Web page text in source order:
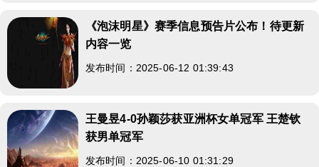
《泡沫明星》赛季信息预告片公布！待更新
内容一览
发布时间：2025-06-12 01:39:43
王曼昱4-0孙颖莎获亚洲杯女单冠军 王楚钦
获男单冠军
发布时间：2025-06-10 01:31:29